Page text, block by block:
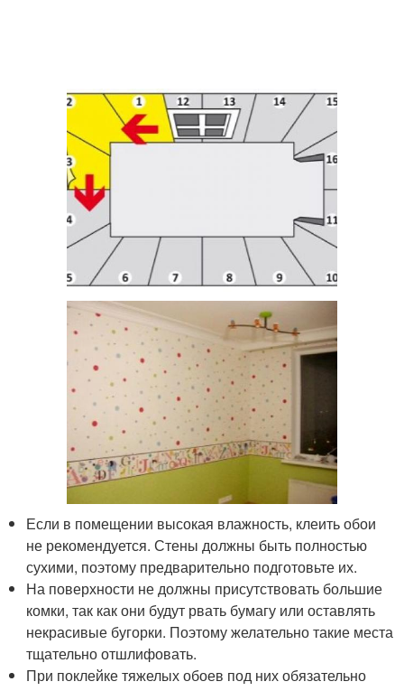
Если в помещении высокая влажность, клеить обои
не рекомендуется. Стены должны быть полностью
сухими, поэтому предварительно подготовьте их.
На поверхности не должны присутствовать большие
комки, так как они будут рвать бумагу или оставлять
некрасивые бугорки. Поэтому желательно такие места
тщательно отшлифовать.
При поклейке тяжелых обоев под них обязательно